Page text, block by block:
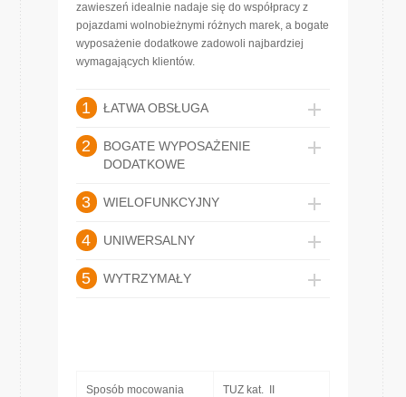
zawieszeń idealnie nadaje się do współpracy z
pojazdami wolnobieżnymi różnych marek, a bogate
wyposażenie dodatkowe zadowoli najbardziej
wymagających klientów.
1 ŁATWA OBSŁUGA
2
BOGATE WYPOSAŻENIE
DODATKOWE
3 WIELOFUNKCYJNY
4 UNIWERSALNY
5 WYTRZYMAŁY
Sposób mocowania TUZ kat. II